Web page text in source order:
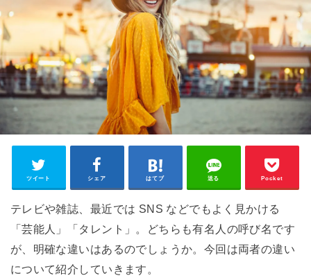
ツイート シェア はてブ 送る Pocket
テレビや雑誌、最近では SNS などでもよく見かける
「芸能人」「タレント」。どちらも有名人の呼び名です
が、明確な違いはあるのでしょうか。今回は両者の違い
について紹介していきます。